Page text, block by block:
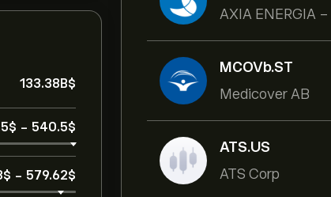
AXIA ENERGIA -
MCOVb.ST
Medicover AB
ATS.US
ATS Corp
133.38B‎$‎
- 540.5‎$‎
- 579.62‎$‎